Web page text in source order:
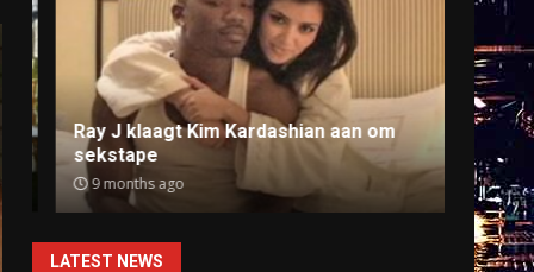
Ray J klaagt Kim Kardashian aan om
sekstape
9 months ago
Anti-
9
LATEST NEWS